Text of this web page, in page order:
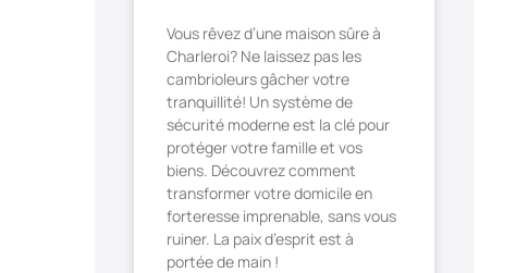
Vous rêvez d’une maison sûre à
Charleroi? Ne laissez pas les
cambrioleurs gâcher votre
tranquillité! Un système de
sécurité moderne est la clé pour
protéger votre famille et vos
biens. Découvrez comment
transformer votre domicile en
forteresse imprenable, sans vous
ruiner. La paix d’esprit est à
portée de main !